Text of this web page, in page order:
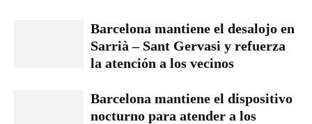
Barcelona mantiene el desalojo en
Sarrià – Sant Gervasi y refuerza
la atención a los vecinos
Barcelona mantiene el dispositivo
nocturno para atender a los